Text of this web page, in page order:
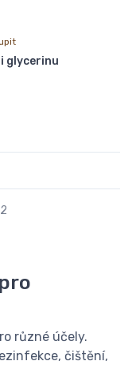
glycerinu
různé účely.
čištění,